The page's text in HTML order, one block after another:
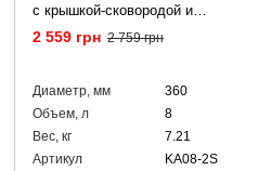
с крышкой-сковородой и
подставкой
2 559 грн 2 759 грн
Диаметр, мм
360
Объем, л
8
Вес, кг
7.21
Артикул
KA08-2S